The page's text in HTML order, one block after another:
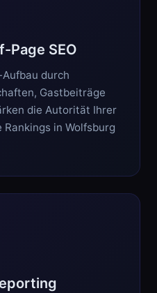
Page SEO
durch
Gastbeiträge
die Autorität Ihrer
in Wolfsburg